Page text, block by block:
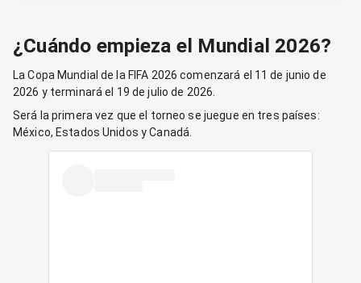
¿Cuándo empieza el Mundial 2026?
La Copa Mundial de la FIFA 2026 comenzará el 11 de junio de
2026 y terminará el 19 de julio de 2026.
Será la primera vez que el torneo se juegue en tres países:
México, Estados Unidos y Canadá.